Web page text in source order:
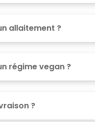
allaitement ?
régime vegan ?
?